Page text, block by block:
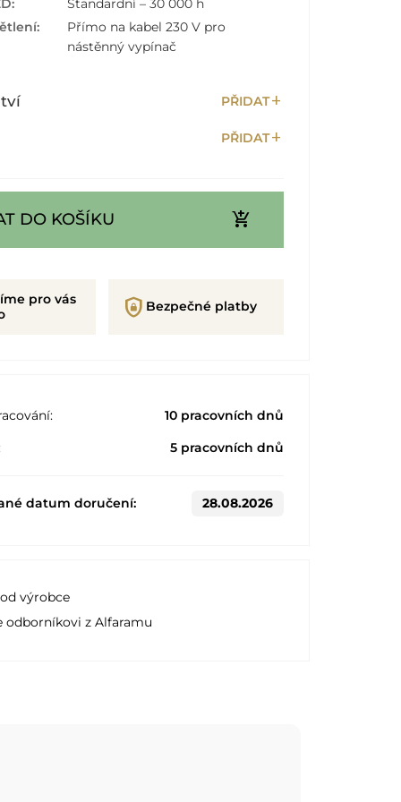
Přímo na kabel 230 V pro
nástěnný vypínač
PŘIDATadd
PŘIDATadd
DO KOŠÍKU add_shopping_cart
pro vás
shield_lock Bezpečné platby
10 pracovních dnů
5 pracovních dnů
datum doručení: 28.08.2026
výrobce
odborníkovi z Alfaramu